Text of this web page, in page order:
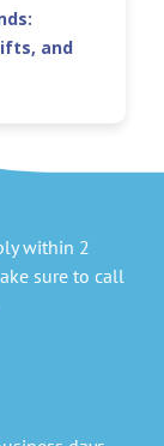
and
within 2
sure to call